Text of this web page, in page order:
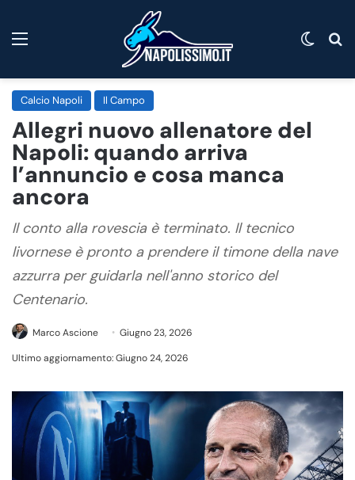
Calcio Napoli Il Campo
Allegri nuovo allenatore del
Napoli: quando arriva
l’annuncio e cosa manca
ancora
Il conto alla rovescia è terminato. Il tecnico
livornese è pronto a prendere il timone della nave
azzurra per guidarla nell'anno storico del
Centenario.
Marco Ascione
Giugno 23, 2026
Ultimo aggiornamento: Giugno 24, 2026